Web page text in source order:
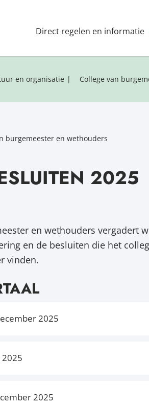
Direct regelen en informatie
en organisatie College van
burgemeester en wethouders
2025
en wethouders vergadert
en de besluiten die het
vinden.
2025
2025